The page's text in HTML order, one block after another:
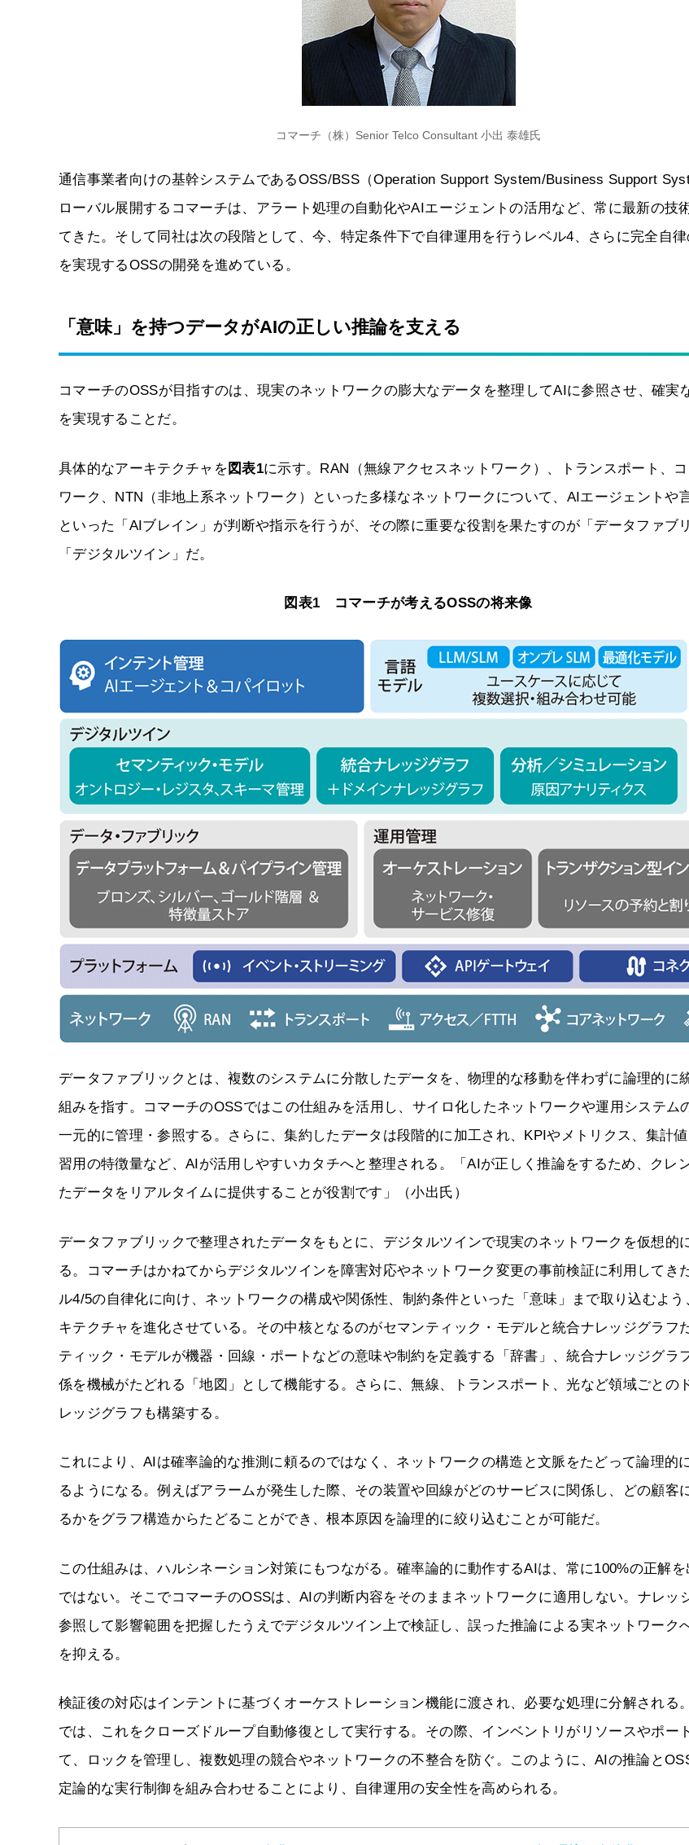
コマーチ（株）Senior Telco Consultant 小出 泰雄氏
通信事業者向けの基幹システムであるOSS/BSS（Operation Support System/Business Support
ローバル展開するコマーチは、アラート処理の自動化やAIエージェントの活用など、常に最新の技
てきた。そして同社は次の段階として、今、特定条件下で自律運用を行うレベル4、さらに完全自
を実現するOSSの開発を進めている。
「意味」を持つデータがAIの正しい推論を支える
コマーチのOSSが目指すのは、現実のネットワークの膨大なデータを整理してAIに参照させ、確実
を実現することだ。
具体的なアーキテクチャを 図表1に示す。RAN（無線アクセスネットワーク）、トランスポート、コ
ワーク、NTN（非地上系ネットワーク）といった多様なネットワークについて、AIエージェントや
といった「AIブレイン」が判断や指示を行うが、その際に重要な役割を果たすのが「データファブ
「デジタルツイン」だ。
図表1 コマーチが考えるOSSの将来像
データファブリックとは、複数のシステムに分散したデータを、物理的な移動を伴わずに論理的に
組みを指す。コマーチのOSSではこの仕組みを活用し、サイロ化したネットワークや運用システム
一元的に管理・参照する。さらに、集約したデータは段階的に加工され、KPIやメトリクス、集計
習用の特徴量など、AIが活用しやすいカタチへと整理される。「AIが正しく推論をするため、クレ
たデータをリアルタイムに提供することが役割です」（小出氏）
データファブリックで整理されたデータをもとに、デジタルツインで現実のネットワークを仮想的
る。コマーチはかねてからデジタルツインを障害対応やネットワーク変更の事前検証に利用してき
ル4/5の自律化に向け、ネットワークの構成や関係性、制約条件といった「意味」まで取り込むよう
キテクチャを進化させている。その中核となるのがセマンティック・モデルと統合ナレッジグラフ
ティック・モデルが機器・回線・ポートなどの意味や制約を定義する「辞書」、統合ナレッジグラ
係を機械がたどれる「地図」として機能する。さらに、無線、トランスポート、光など領域ごとの
レッジグラフも構築する。
これにより、AIは確率論的な推測に頼るのではなく、ネットワークの構造と文脈をたどって論理的
るようになる。例えばアラームが発生した際、その装置や回線がどのサービスに関係し、どの顧客
るかをグラフ構造からたどることができ、根本原因を論理的に絞り込むことが可能だ。
この仕組みは、ハルシネーション対策にもつながる。確率論的に動作するAIは、常に100%の正解を
ではない。そこでコマーチのOSSは、AIの判断内容をそのままネットワークに適用しない。ナレッ
参照して影響範囲を把握したうえでデジタルツイン上で検証し、誤った推論による実ネットワーク
を抑える。
検証後の対応はインテントに基づくオーケストレーション機能に渡され、必要な処理に分解される
では、これをクローズドループ自動修復として実行する。その際、インベントリがリソースやポー
て、ロックを管理し、複数処理の競合やネットワークの不整合を防ぐ。このように、AIの推論と
定論的な実行制御を組み合わせることにより、自律運用の安全性を高められる。